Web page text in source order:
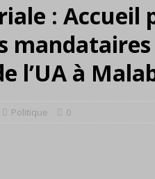
: Accueil
l’UA à
Politique 0